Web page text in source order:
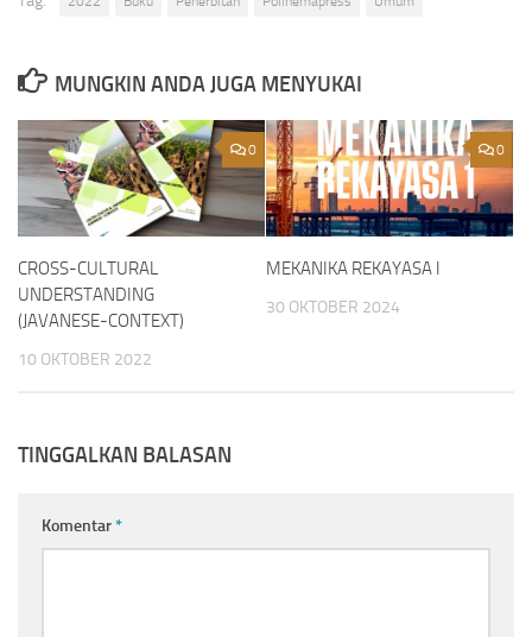
MUNGKIN ANDA JUGA MENYUKAI
0
CROSS-CULTURAL
UNDERSTANDING
(JAVANESE-CONTEXT)
10 OKTOBER 2022
0
MEKANIKA REKAYASA I
30 OKTOBER 2024
TINGGALKAN BALASAN
Komentar*